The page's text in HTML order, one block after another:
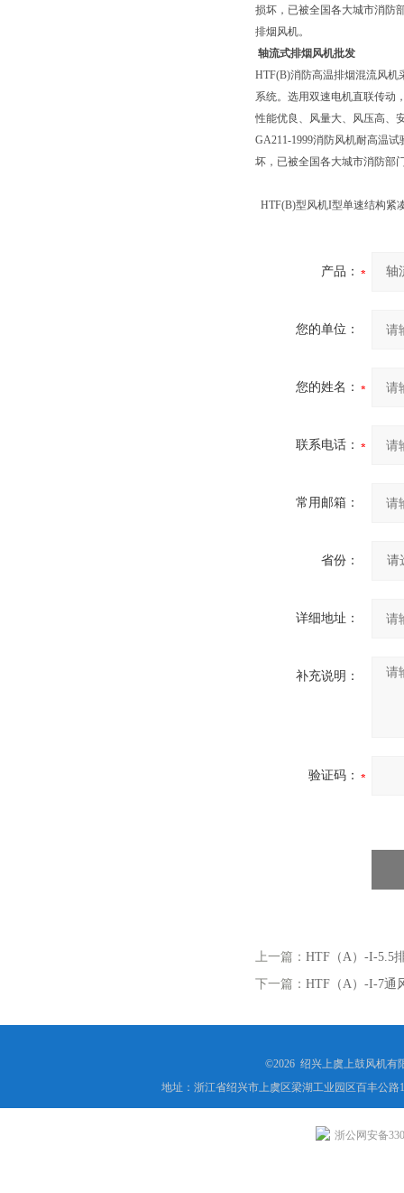
损坏，已被全国各大城市消
排烟风机。
轴流式排烟风机批发
HTF(B)消防高温排烟混流风
系统。选用双速电机直联传动
性能优良、风量大、风压高、
GA211-1999消防风机耐高温
坏，已被全国各大城市消防部
HTF(B)型风机I型单速结构紧
产品：
您的单位：
您的姓名：
联系电话：
常用邮箱：
省份：
详细地址：
补充说明：
验证码：
上一篇： HTF（A）-I-5.5
下一篇： HTF（A）-I-7通
©2026 绍兴上虞上鼓风机有
地址：浙江省绍兴市上虞区梁湖工业园区百丰公路
浙公网安备